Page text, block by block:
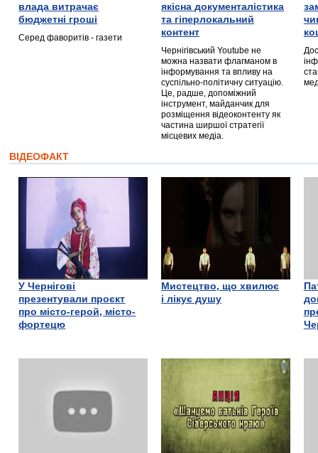
влада витрачає
бюджетні гроші
Серед фаворитів - газети
якісна документалістика
та гіперлокальний
контент
Чернігівський Youtube не
можна назвати флагманом в
інформування та впливу на
суспільно-політичну ситуацію.
Це, радше, допоміжний
інструмент, майданчик для
розміщення відеоконтенту як
частина ширшої стратегії
місцевих медіа.
ВІДЕОФАКТ
У Чернігові
презентували проєкт
про місто-герой, місто-
фортецю
Мистецтво, що хвилює
і лікує душу